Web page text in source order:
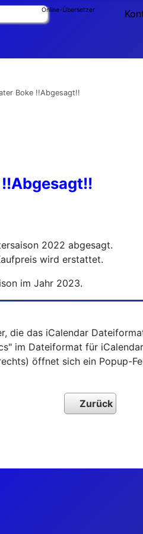
Online-Übersetzer
Boke !!Abgesagt!!
2022 abgesagt.
wird erstattet.
im Jahr 2023.
die das iCalendar
im Dateiformat für
öffnet sich ein Popup-
Zurück